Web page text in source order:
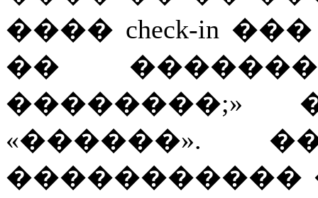
���� check-in
��
��������;»
«������».
�����������